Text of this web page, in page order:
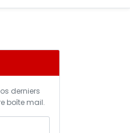
derniers
boîte mail.